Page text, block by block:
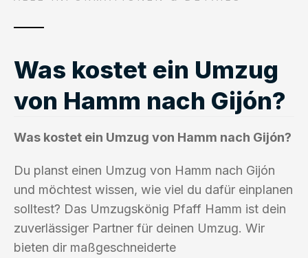
Was kostet ein Umzug
von Hamm nach Gijón?
Was kostet ein Umzug von Hamm nach Gijón?
Du planst einen Umzug von Hamm nach Gijón
und möchtest wissen, wie viel du dafür einplanen
solltest? Das Umzugskönig Pfaff Hamm ist dein
zuverlässiger Partner für deinen Umzug. Wir
bieten dir maßgeschneiderte